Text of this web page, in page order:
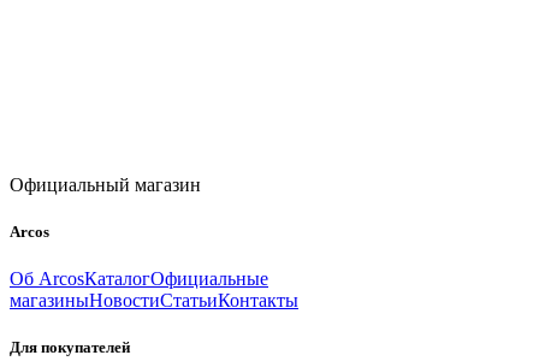
Официальный магазин
Arcos
Об ArcosКаталогОфициальные
магазиныНовостиСтатьиКонтакты
Для покупателей